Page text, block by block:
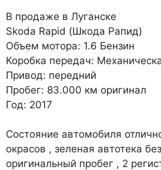
В продаже в Луганске
Skoda Rapid (Шкода Рапид)
Объем мотора: 1.6 Бензин
Коробка передач:
Привод: передний
Пробег: 83.000 км оригинал
Год: 2017
Состояние автомобиля
окрасов , зеленая автотека
оригинальный пробег , 2